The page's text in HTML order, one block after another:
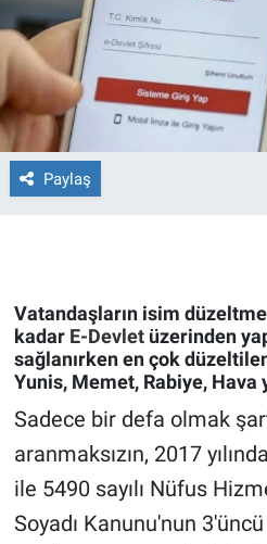
Paylaş
Vatandaşların isim
kadar E-Devletüzerinden
sağlanırken en çok
Yunis, Memet, Rabiye, Hava
Sadece bir defa olmak
aranmaksızın, 2017
ile 5490 sayılı Nüfus
Soyadı Kanunu'nun
Eğitim
Eğlence
Ekonomi
Forum
Gün Bitiyor
Gündem Özel
Günün görüntüsü